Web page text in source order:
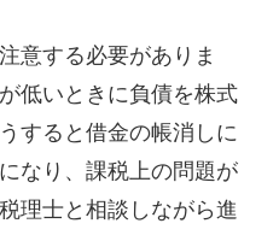
意する必要がありま
低いときに負債を株式
すると借金の帳消しに
なり、課税上の問題が
理士と相談しながら進